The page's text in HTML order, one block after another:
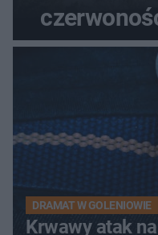
pytali,
DRAMAT W GOLENIOWIE
Krwawy atak